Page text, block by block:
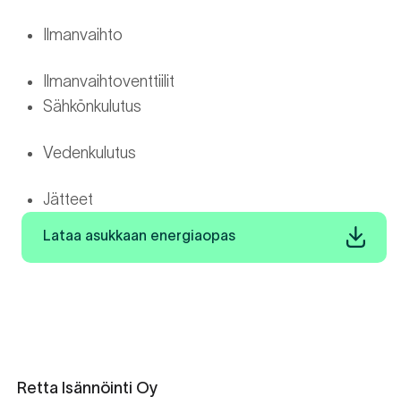
Ilmanvaihto
Ilmanvaihtoventtiilit
Sähkönkulutus
Vedenkulutus
Jätteet
Lataa asukkaan energiaopas
Retta Isännöinti Oy